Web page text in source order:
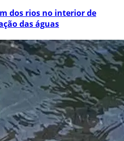
dos rios no interior de
das águas